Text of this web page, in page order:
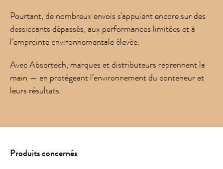
Pourtant, de nombreux envois s’appuient encore sur des
dessiccants dépassés, aux performances limitées et à
l’empreinte environnementale élevée.
Avec Absortech, marques et distributeurs reprennent la
main — en protégeant l’environnement du conteneur et
leurs résultats.
Produits concernés